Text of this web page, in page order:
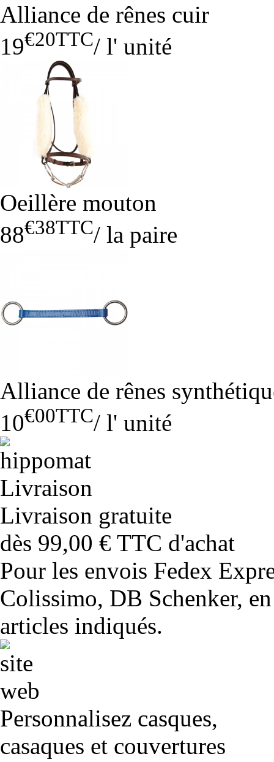
Alliance de rênes cuir
19€20TTC/ l' unité
Oeillère mouton
88€38TTC/ la paire
Alliance de rênes
10€00TTC/ l' unité
Livraison gratuite
dès 99,00 € TTC d'achat
Pour les envois Fedex
Colissimo, DB Schenker,
articles indiqués.
Personnalisez casques,
casaques et couvertures